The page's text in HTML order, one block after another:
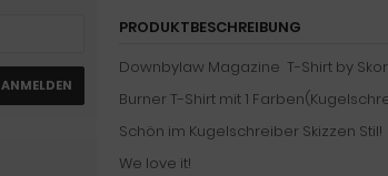
PRODUKTBESCHREIBUNG
Downbylaw Magazine T-Shirt by Skore
Burner T-Shirt mit 1
Schön im Kugelschreiber Skizzen Stil!
We love it!
ANMELDEN